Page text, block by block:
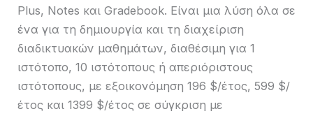
Plus, Notes και Gradebook. Είναι μια λύση όλα σε
ένα για τη δημιουργία και τη διαχείριση
διαδικτυακών μαθημάτων, διαθέσιμη για 1
ιστότοπο, 10 ιστότοπους ή απεριόριστους
ιστότοπους, με εξοικονόμηση 196 $/έτος, 599 $/
έτος και 1399 $/έτος σε σύγκριση με